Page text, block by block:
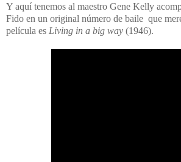
Y aquí tenemos al maestro Gene Kelly
Fido en un original número de baile que
película es Living in a big way (1946).